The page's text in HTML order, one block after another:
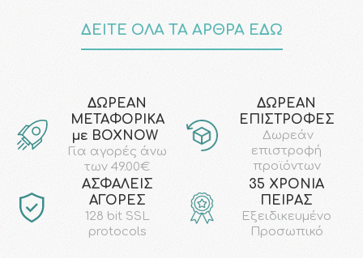
ΔΕΙΤΕ ΟΛΑ ΤΑ ΑΡΘΡΑ ΕΔΩ
ΔΩΡΕΑΝ
ΜΕΤΑΦΟΡΙΚΑ
με ΒΟΧΝΟW
Για αγορές άνω
των 49.00€
ΔΩΡΕΑΝ
ΕΠΙΣΤΡΟΦΕΣ
Δωρεάν
επιστροφή
προϊόντων
AΣΦΑΛΕΙΣ
ΑΓΟΡΕΣ
128 bit SSL
protocols
35 ΧΡΟΝΙΑ
ΠΕΙΡΑΣ
Εξειδικευμένο
Προσωπικό